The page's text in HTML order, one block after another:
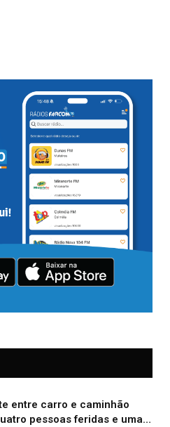
entre carro e caminhão
pessoas feridas e uma